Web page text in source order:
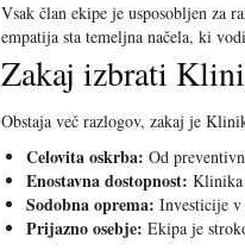
Vsak član ekipe je usposobljen za
empatija sta temeljna načela, ki
Zakaj izbrati
Obstaja več razlogov, zakaj je
Celovita oskrba: Od
Enostavna dostopnost: Klinika
Sodobna oprema: Investicije v
Prijazno osebje: Ekipa je